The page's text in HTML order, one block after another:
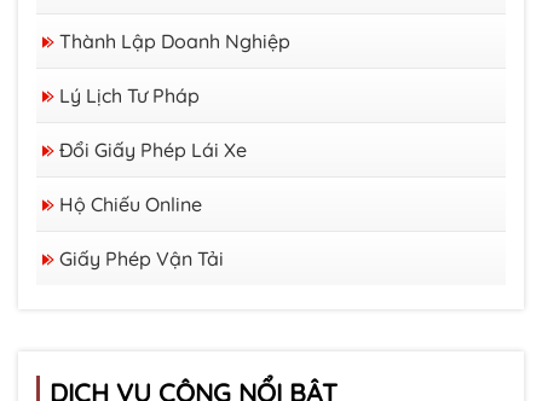
Thành Lập Doanh Nghiệp
Lý Lịch Tư Pháp
Đổi Giấy Phép Lái Xe
Hộ Chiếu Online
Giấy Phép Vận Tải
DỊCH VỤ CÔNG NỔI BẬT